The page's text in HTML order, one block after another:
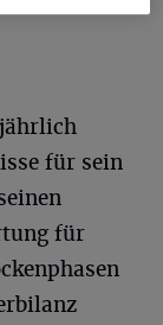
für sein
für